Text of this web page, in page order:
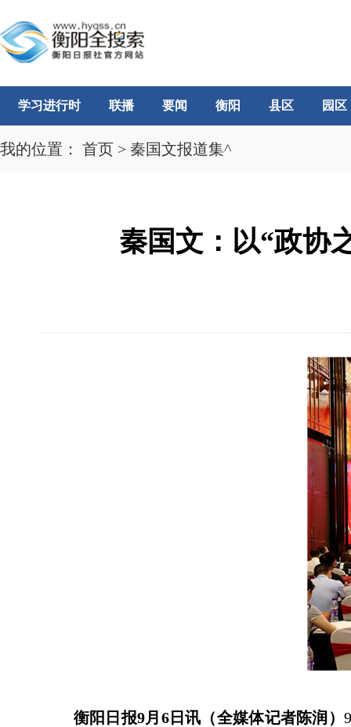
学习进行时 联播 要闻 衡阳 县区 园区
我的位置： 首页 > 秦国文报道集^
秦国文：以“政协
衡阳日报9月6日讯（全媒体记者陈润）